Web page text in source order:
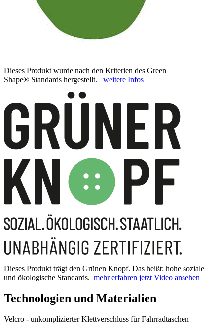
Dieses Produkt wurde nach den Kriterien des Green
Shape® Standards hergestellt. weitere Infos
Dieses Produkt trägt den Grünen Knopf. Das heißt: hohe soziale
und ökologische Standards. mehr erfahren jetzt Video ansehen
Technologien und Materialien
Velcro - unkomplizierter Klettverschluss für Fahrradtaschen